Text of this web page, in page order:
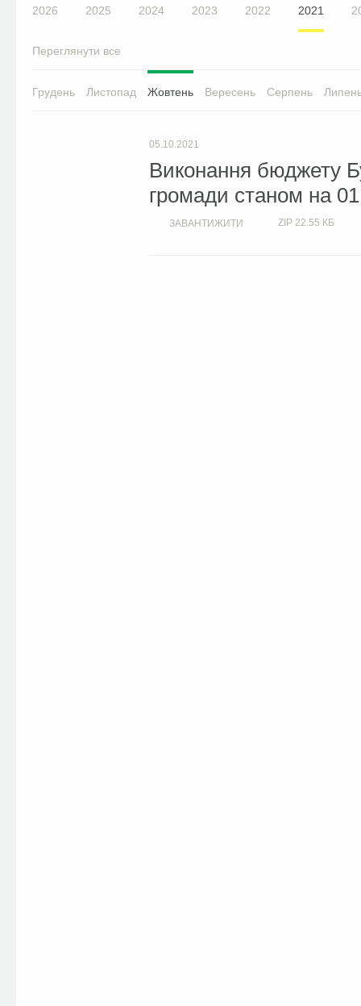
2026 2025 2024 2023 2022 2021
Переглянути все
Грудень Листопад Жовтень Вересень Серпень
05.10.2021
Виконання бюджету
громади станом на
ЗАВАНТИЖИТИ ZIP 22.55 КБ